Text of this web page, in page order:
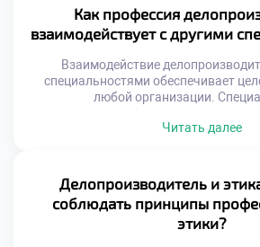
абитуриенты стремятся быстро
техникум для освоения этой
Учебная программа раскрывает
административной работы
Студенты […]
Как профессия
взаимодействует с другими
Взаимодействие
специальностями обеспечивает
любой организации.
между разрозненными отделами.
для получения
Образовательная программа
межфункционального
Будущие специалисты учатся
Читать далее
Делопроизводитель и
соблюдать принципы
этики?